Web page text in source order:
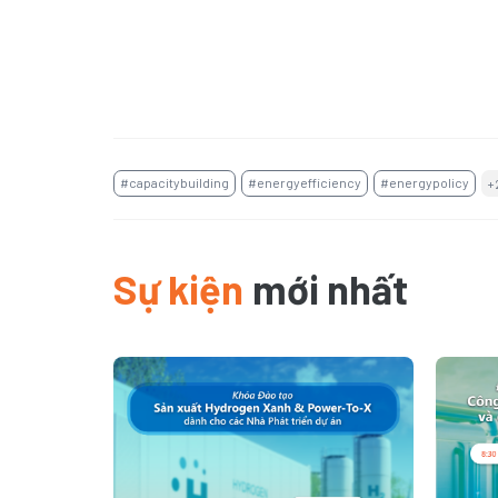
#capacitybuilding #energyefficiency #energypolicy
Sự kiện mới nhất